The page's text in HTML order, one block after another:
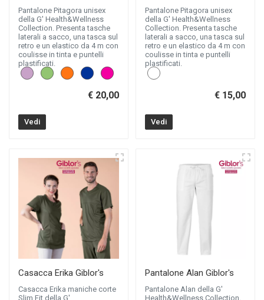
Pantalone Pitagora unisex
della G' Health&Wellness
Collection. Presenta tasche
laterali a sacco, una tasca sul
retro e un elastico da 4 m con
coulisse in tinta e puntelli
plastificati.
€ 20,00
Vedi
Pantalone Pitagora unisex
della G' Health&Wellness
Collection. Presenta tasche
laterali a sacco, una tasca sul
retro e un elastico da 4 m con
coulisse in tinta e puntelli
plastificati.
€ 15,00
Vedi
Casacca Erika Giblor's
Casacca Erika maniche corte
Slim Fit della G'
Pantalone Alan Giblor's
Pantalone Alan della G'
Health&Wellness Collection.